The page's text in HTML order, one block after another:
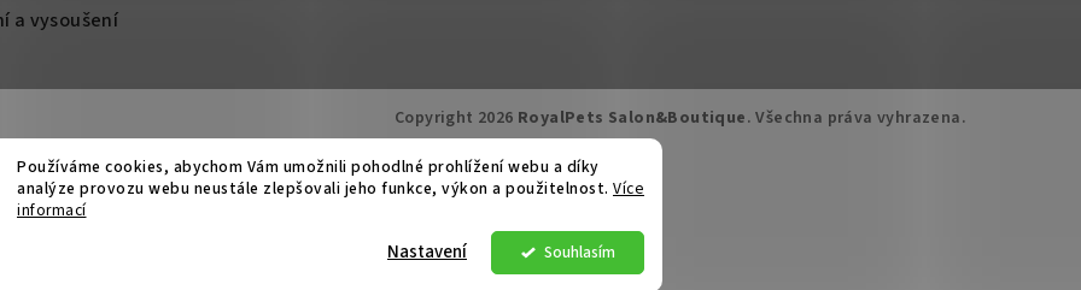
Používáme cookies, abychom Vám umožnili pohodlné prohlížení webu a díky
analýze provozu webu neustále zlepšovali jeho funkce, výkon a použitelnost. Více
informací
Souhlasím
Nastavení
a vysoušení
Copyright 2026 RoyalPets Salon&Boutique. Všechna práva vyhrazena.